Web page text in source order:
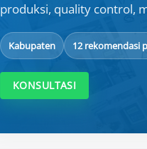
produksi, quality control,
Kabupaten 12 rekomendasi
KONSULTASI